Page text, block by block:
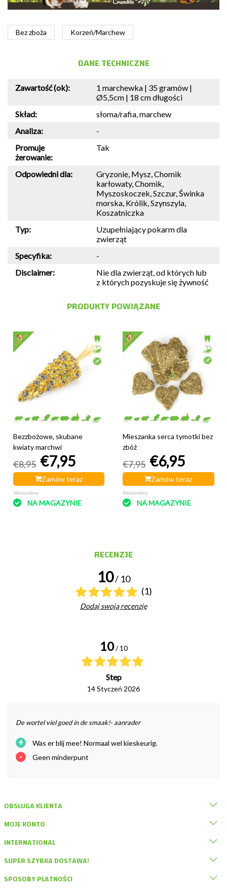
Bez zboża Korzeń/Marchew
DANE TECHNICZNE
Zawartość (ok):
1 marchewka | 35 gramów |
Ø5,5cm | 18 cm długości
Skład:
słoma/rafia, marchew
Analiza:
-
Promuje
żerowanie:
Tak
Odpowiedni dla:
Gryzonie, Mysz, Chomik
karłowaty, Chomik,
Myszoskoczek, Szczur, Świnka
morska, Królik, Szynszyla,
Koszatniczka
Typ:
Uzupełniający pokarm dla
zwierząt
Specyfika:
-
Disclaimer:
Nie dla zwierząt, od których lub
z których pozyskuje się żywność
PRODUKTY POWIĄZANE
Bezzbożowe, skubane
kwiaty marchwi
€8,95 €7,95
Zamów teraz
Nieoceniony
NA MAGAZYNIE
Mieszanka serca tymotki bez
zbóż
€7,95 €6,95
Zamów teraz
Nieoceniony
NA MAGAZYNIE
RECENZJE
10/ 10
(1)
Dodaj swoją recenzję
10 / 10
Step
14 Styczeń 2026
De wortel viel goed in de smaak!- aanrader
+ Was er blij mee! Normaal wel kieskeurig.
- Geen minderpunt
OBSŁUGA KLIENTA
MOJE KONTO
INTERNATIONAL
SUPER SZYBKA DOSTAWA!
SPOSOBY PŁATNOŚCI